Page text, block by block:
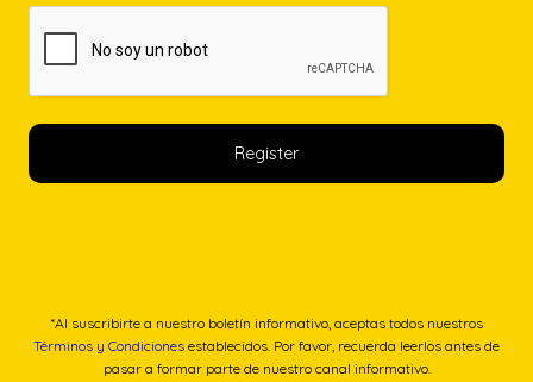
*Al suscribirte a nuestro boletín informativo, aceptas todos nuestros
Términos y Condiciones establecidos. Por favor, recuerda leerlos antes de
pasar a formar parte de nuestro canal informativo.